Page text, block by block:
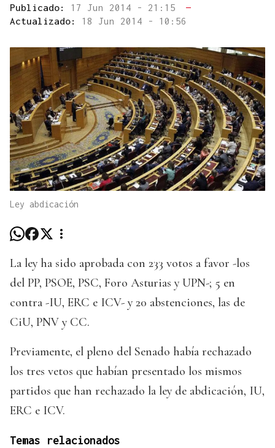
Publicado: 17 Jun 2014 - 21:15
—
Actualizado: 18 Jun 2014 - 10:56
Ley abdicación
La ley ha sido aprobada con 233 votos a favor -los
del PP, PSOE, PSC, Foro Asturias y UPN-; 5 en
contra -IU, ERC e ICV- y 20 abstenciones, las de
CiU, PNV y CC.
Previamente, el pleno del Senado había rechazado
los tres vetos que habían presentado los mismos
partidos que han rechazado la ley de abdicación, IU,
ERC e ICV.
Temas relacionados